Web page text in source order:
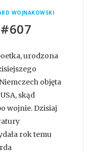
WOJNAKOWSKI
urodzona
objęta
skąd
wojnie. Dzisiaj
rok temu